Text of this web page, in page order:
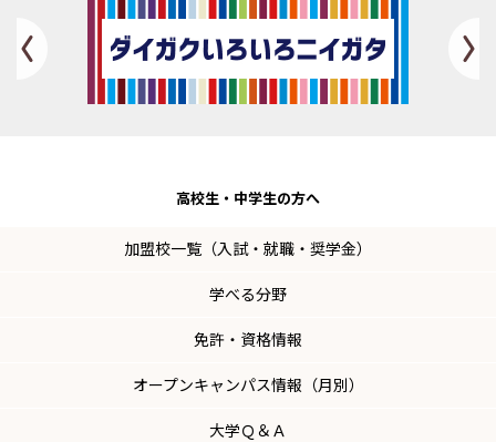
Previous
高校生・ 中学生の方へ
加盟校一覧（入試・就職・奨学金）
学べる分野
免許・資格情報
オープンキャンパス情報（月別）
大学Ｑ＆Ａ